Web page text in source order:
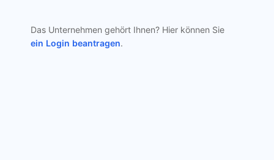
Das Unternehmen gehört Ihnen? Hier können Sie
ein Login beantragen.